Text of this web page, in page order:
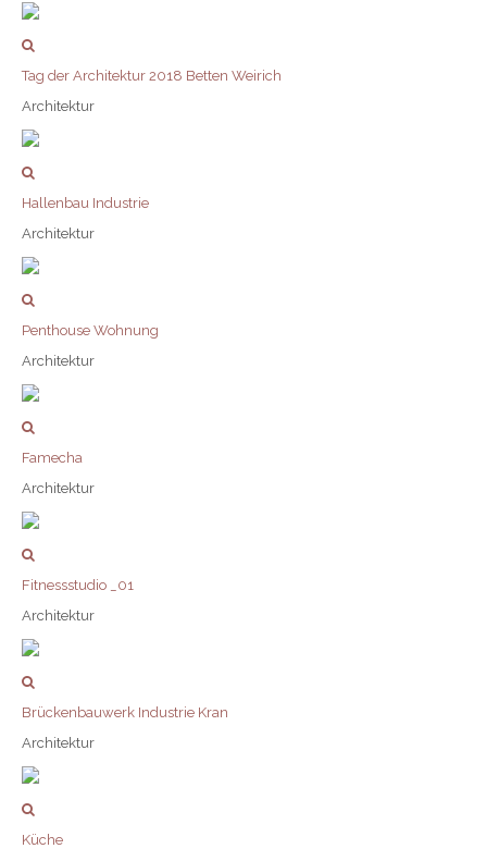
Tag der Architektur 2018 Betten Weirich
Architektur
Hallenbau Industrie
Architektur
Penthouse Wohnung
Architektur
Famecha
Architektur
Fitnessstudio _01
Architektur
Brückenbauwerk Industrie Kran
Architektur
Küche